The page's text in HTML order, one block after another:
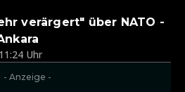
verärgert" über NATO -
Uhr
- Anzeige -